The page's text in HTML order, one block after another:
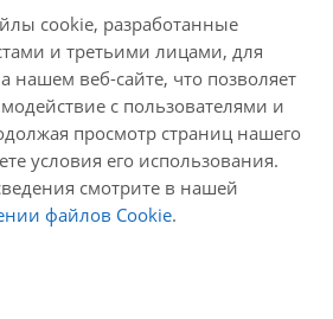
122 avtovs@yandex.ru
Офицерская 14, ГСК "Пламя", 4
этаж, офис 476
на связи
cookie, разработанные
и третьими лицами, для
нашем веб-сайте, что позволяет
с пользователями и
просмотр страниц нашего
условия его использования.
смотрите в нашей
файлов Cookie.